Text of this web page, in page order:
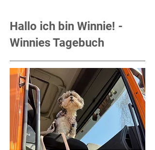
Hallo ich bin Winnie! -
Winnies Tagebuch